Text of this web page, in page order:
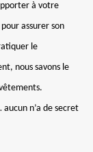
à votre
assurer son
le
nous savons le
n’a de secret